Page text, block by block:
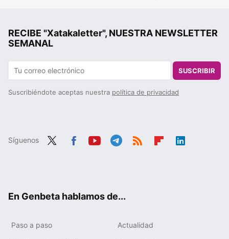
RECIBE "Xatakaletter", NUESTRA NEWSLETTER
SEMANAL
SUSCRIBIR
Suscribiéndote aceptas nuestra política de privacidad
Síguenos
En Genbeta hablamos de...
Paso a paso Actualidad